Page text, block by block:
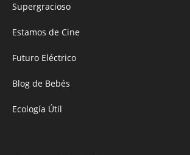
Supergracioso
Estamos de Cine
Futuro Eléctrico
Blog de Bebés
Ecología Útil